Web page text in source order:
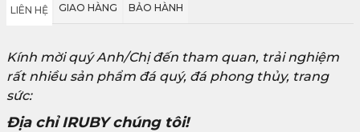
LIÊN HỆ GIAO HÀNG BẢO HÀNH
Kính mời quý Anh/Chị đến tham quan, trải nghiệm
rất nhiều sản phẩm đá quý, đá phong thủy, trang
sức:
Địa chỉ IRUBY chúng tôi!